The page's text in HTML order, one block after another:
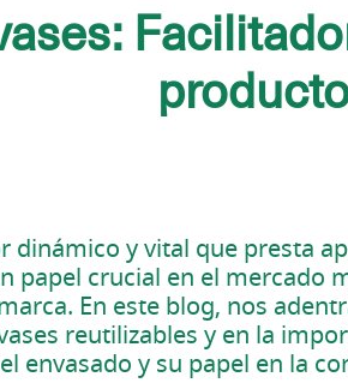
dinámico y vital que presta
papel crucial en el
En este blog, nos
reutilizables y en la
envasado y su papel en la